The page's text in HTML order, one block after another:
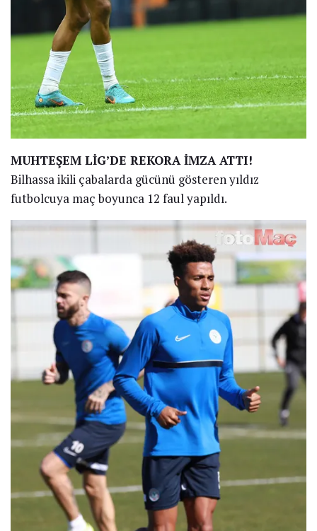
MUHTEŞEM LİG’DE REKORA İMZA ATTI!
Bilhassa ikili çabalarda gücünü gösteren yıldız
futbolcuya maç boyunca 12 faul yapıldı.